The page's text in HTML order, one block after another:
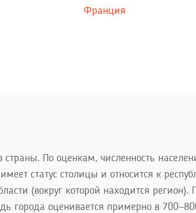
Франция
По оценкам, численность
статус столицы и относится к
(вокруг которой находится
города оценивается примерно в